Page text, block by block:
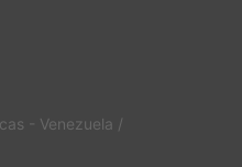
- Venezuela /